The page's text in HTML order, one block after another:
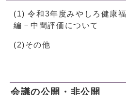
(1) 令和3年度みやしろ健康
編－中間評価について
(2)その他
会議の公開・非公開